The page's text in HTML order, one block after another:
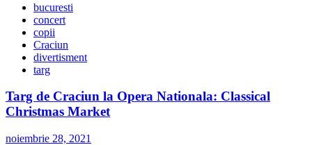
bucuresti
concert
copii
Craciun
divertisment
targ
Targ de Craciun la Opera Nationala: Classical
Christmas Market
noiembrie 28, 2021